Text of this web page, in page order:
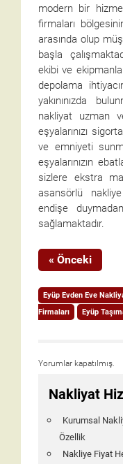
modern bir
firmaları
arasında olup
başla
ekibi ve
depolama
yakınınızda
nakliyat uzman
eşyalarınızı
ve emniyeti
eşyalarınızın
sizlere ekstra
asansörlü
endişe
sağlamaktadır.
« Önceki
Eyüp Evden Eve
Firmaları
Eyüp
Yorumlar kapatılmış.
Nakliyat
Kurumsal
Özellik
Nakliye Fiyat